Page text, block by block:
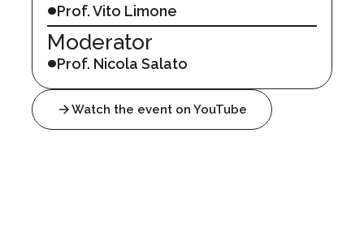
Prof. Vito Limone
Moderator
Prof. Nicola Salato
Watch the event on YouTube